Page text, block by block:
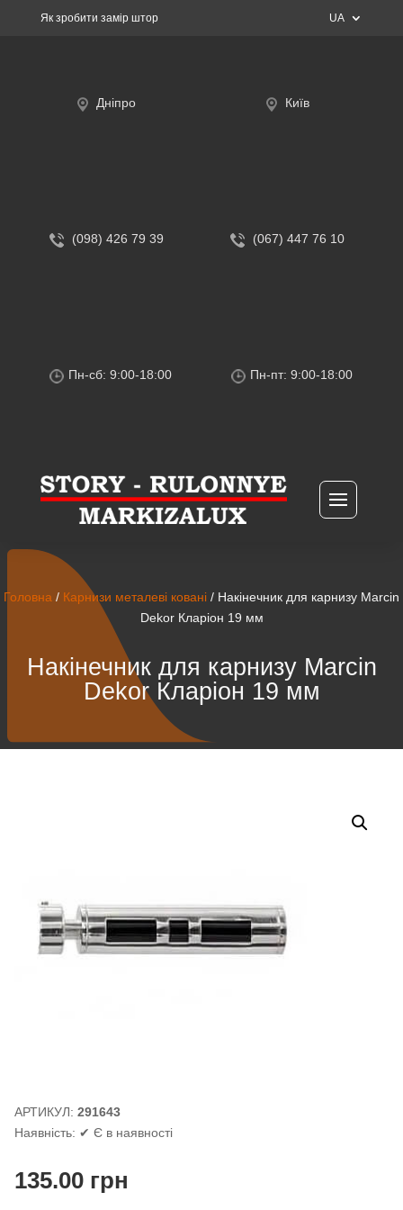
Як зробити замір штор UA
Дніпро
(098) 426 79 39
Пн-сб: 9:00-18:00
Київ
(067) 447 76 10
Пн-пт: 9:00-18:00
Головна / Карнизи металеві ковані / Накінечник для карнизу Marcin
Dekor Кларіон 19 мм
Накінечник для карнизу Marcin
Dekor Кларіон 19 мм
АРТИКУЛ: 291643
Наявність: ✔ Є в наявності
135.00грн